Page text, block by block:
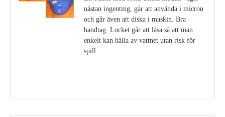
nästan ingenting, går att använda i micron
och går även att diska i maskin. Bra
handtag. Locket går att låsa så att man
enkelt kan hälla av vattnet utan risk för
spill.